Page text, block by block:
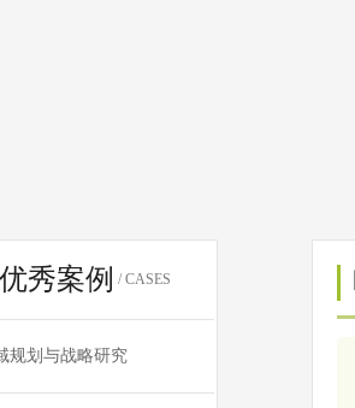
优秀案例 / CASES
规划与战略研究